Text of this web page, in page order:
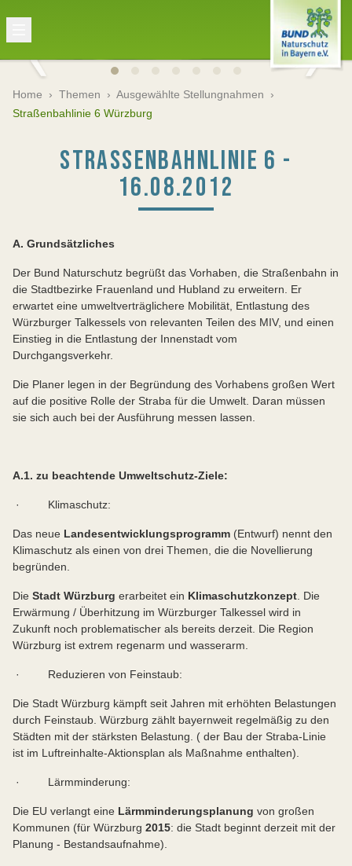
Home › Themen › Ausgewählte Stellungnahmen ›
Straßenbahlinie 6 Würzburg
STRASSENBAHNLINIE 6 - 1
6.08.2012
A. Grundsätzliches
Der Bund Naturschutz begrüßt das Vorhaben, die Straßenbahn in
die Stadtbezirke Frauenland und Hubland zu erweitern. Er
erwartet eine umweltverträglichere Mobilität, Entlastung des
Würzburger Talkessels von relevanten Teilen des MIV, und einen
Einstieg in die Entlastung der Innenstadt vom
Durchgangsverkehr.
Die Planer legen in der Begründung des Vorhabens großen Wert
auf die positive Rolle der Straba für die Umwelt. Daran müssen
sie sich auch bei der Ausführung messen lassen.
A.1. zu beachtende Umweltschutz-Ziele:
· Klimaschutz:
Das neue Landesentwicklungsprogramm (Entwurf) nennt den
Klimaschutz als einen von drei Themen, die die Novellierung
begründen.
Die Stadt Würzburg erarbeitet ein Klimaschutzkonzept . Die
Erwärmung / Überhitzung im Würzburger Talkessel wird in
Zukunft noch problematischer als bereits derzeit. Die Region
Würzburg ist extrem regenarm und wasserarm.
· Reduzieren von Feinstaub:
Die Stadt Würzburg kämpft seit Jahren mit erhöhten Belastungen
durch Feinstaub. Würzburg zählt bayernweit regelmäßig zu den
Städten mit der stärksten Belastung. ( der Bau der Straba-Linie
ist im Luftreinhalte-Aktionsplan als Maßnahme enthalten).
· Lärmminderung:
Die EU verlangt eine Lärmminderungsplanung von großen
Kommunen (für Würzburg 2015: die Stadt beginnt derzeit mit der
Planung - Bestandsaufnahme).